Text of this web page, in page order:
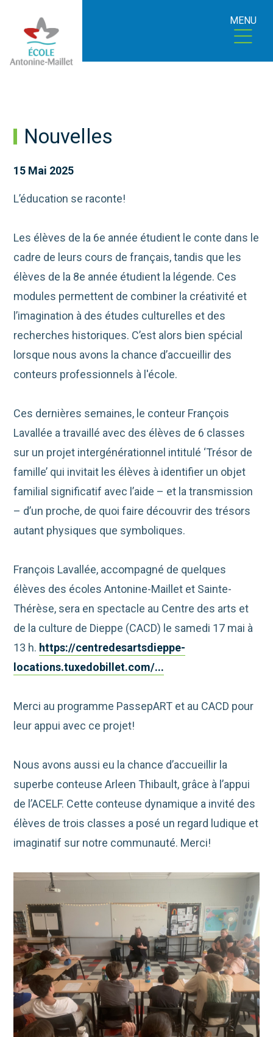
MENU
Nouvelles
15 Mai 2025
L’éducation se raconte!
Les élèves de la 6e année étudient le conte dans le
cadre de leurs cours de français, tandis que les
élèves de la 8e année étudient la légende. Ces
modules permettent de combiner la créativité et
l’imagination à des études culturelles et des
recherches historiques. C’est alors bien spécial
lorsque nous avons la chance d’accueillir des
conteurs professionnels à l'école.
Ces dernières semaines, le conteur François
Lavallée a travaillé avec des élèves de 6 classes
sur un projet intergénérationnel intitulé ‘Trésor de
famille’ qui invitait les élèves à identifier un objet
familial significatif avec l’aide – et la transmission
– d’un proche, de quoi faire découvrir des trésors
autant physiques que symboliques.
François Lavallée, accompagné de quelques
élèves des écoles Antonine-Maillet et Sainte-
Thérèse, sera en spectacle au Centre des arts et
de la culture de Dieppe (CACD) le samedi 17 mai à
13 h. https://centredesartsdieppe-
locations.tuxedobillet.com/...
Merci au programme PassepART et au CACD pour
leur appui avec ce projet!
Nous avons aussi eu la chance d’accueillir la
superbe conteuse Arleen Thibault, grâce à l’appui
de l’ACELF. Cette conteuse dynamique a invité des
élèves de trois classes a posé un regard ludique et
imaginatif sur notre communauté. Merci!